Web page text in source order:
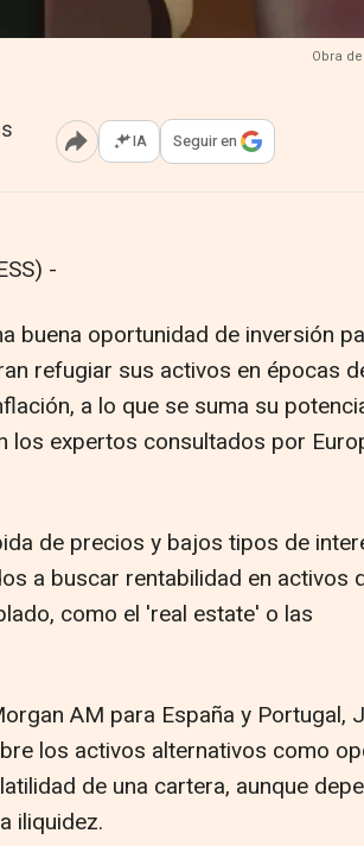
Obra
Abrir opciones para compartir
IA Seguir en
-
buena oportunidad de inversión
refugiar sus activos en épocas
a lo que se suma su
los expertos consultados por
de precios y bajos tipos de
a buscar rentabilidad en activos
como el 'real estate' o las
AM para España y Portugal,
los activos alternativos como
de una cartera, aunque
iliquidez.